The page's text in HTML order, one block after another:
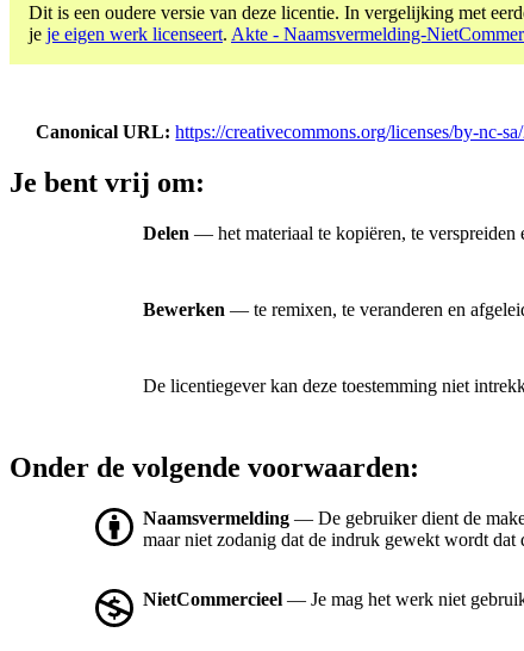
Dit is een oudere versie van deze licentie. In vergelijking met
je je eigen werk licenseert. Akte - Naamsvermelding-
Canonical URL https://creativecommons.org/licenses/by-nc-
Je bent vrij om:
Delen — het materiaal te kopiëren, te verspreiden
Bewerken — te remixen, te veranderen en
De licentiegever kan deze toestemming niet
Onder de volgende voorwaarden:
Naamsvermelding — De gebruiker dient de
maar niet zodanig dat de indruk gewekt wordt
NietCommercieel — Je mag het werk niet